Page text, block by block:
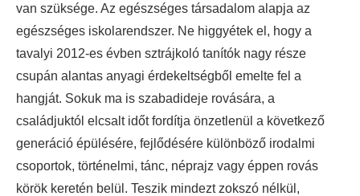
van szüksége. Az egészséges társadalom alapja az
egészséges iskolarendszer. Ne higgyétek el, hogy a
tavalyi 2012-es évben sztrájkoló tanítók nagy része
csupán alantas anyagi érdekeltségből emelte fel a
hangját. Sokuk ma is szabadideje rovására, a
családjuktól elcsalt időt fordítja önzetlenül a következő
generáció épülésére, fejlődésére különböző irodalmi
csoportok, történelmi, tánc, néprajz vagy éppen rovás
körök keretén belül. Teszik mindezt zokszó nélkül,